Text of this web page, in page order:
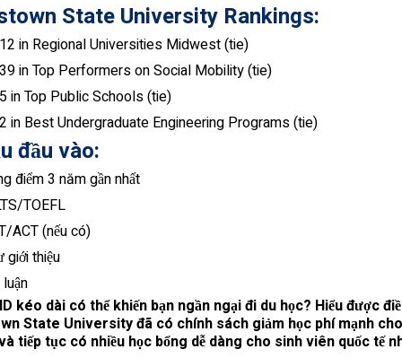
State University Rankings:
in Regional Universities Midwest (tie)
in Top Performers on Social Mobility (tie)
in Top Public Schools (tie)
in Best Undergraduate Engineering Programs (tie)
đầu vào:
điểm 3 năm gần nhất
TOEFL
ACT (nếu có)
giới thiệu
kéo dài có thể khiến bạn ngần ngại đi du học? Hiểu được
State University đã có chính sách giảm học phí mạnh
tiếp tục có nhiều học bổng dễ dàng cho sinh viên quốc tế